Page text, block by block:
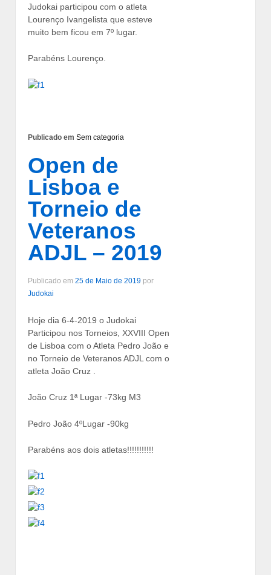
Judokai participou com o atleta
Lourenço Ivangelista que esteve
muito bem ficou em 7º lugar.
Parabéns Lourenço.
Publicado em Sem categoria
Open de
Lisboa e
Torneio de
Veteranos
ADJL – 2019
Publicado em 25 de Maio de 2019 por
Judokai
Hoje dia 6-4-2019 o Judokai
Participou nos Torneios, XXVIII Open
de Lisboa com o Atleta Pedro João e
no Torneio de Veteranos ADJL com o
atleta João Cruz .
João Cruz 1ª Lugar -73kg M3
Pedro João 4ºLugar -90kg
Parabéns aos dois atletas!!!!!!!!!!!